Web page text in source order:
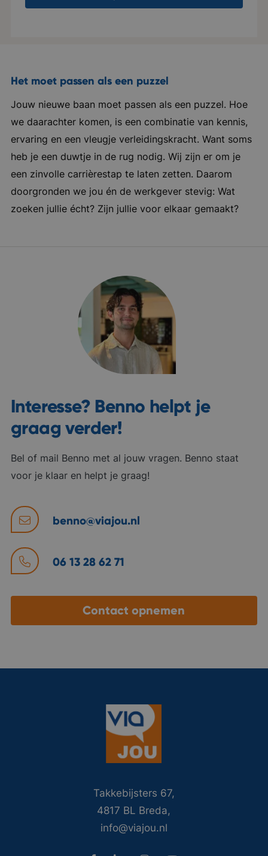
in vijf woorden: Ondernemend, ambitieus,
toonaangevende evenementen voor hun
dagelijks met de lunch. Verder bieden zij
uitstekende secundaire arbeidsvoorwaarden,
zoals 25 vakantiedagen, laptop van de zaak,
vergoeding voor je telefoonabonnement, een
leaseauto die je ook privé mag rijden en een
goede pensioenregeling. Bedrijf in vijf woorden:
Ambitieus, gedreven, doelgericht,
ondernemend, professioneel
Het moet passen als een puzzel
Jouw nieuwe baan moet passen als een puzzel. Hoe
we daarachter komen, is een combinatie van kennis,
ervaring en een vleugje verleidingskracht. Want soms
heb je een duwtje in de rug nodig. Wij zijn er om je
een zinvolle carrièrestap te laten zetten. Daarom
doorgronden we jou én de werkgever stevig: Wat
zoeken jullie écht? Zijn jullie voor elkaar gemaakt?
Interesse? Benno helpt je
graag verder!
Bel of mail Benno met al jouw vragen. Benno staat
voor je klaar en helpt je graag!
benno@viajou.nl
06 13 28 62 71
Contact opnemen
Takkebijsters 67,
4817 BL Breda,
info@viajou.nl